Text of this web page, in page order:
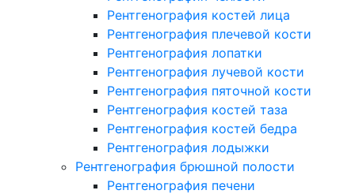
Рентгенография костей лица
Рентгенография плечевой кости
Рентгенография лопатки
Рентгенография лучевой кости
Рентгенография пяточной кости
Рентгенография костей таза
Рентгенография костей бедра
Рентгенография лодыжки
Рентгенография брюшной полости
Рентгенография печени